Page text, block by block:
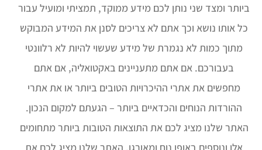
ביותר ומצד שני נותן לכם מידע ממוקד, תמציתי ומועיל עבור
כל אותו נושא וכך אתם לא צריכים לסנן את המידע המבוקש
מתוך כמות לא נגמרת של מידע שעשוי להיות לא רלוונטי
בעבורכם. אם אתם מתעניינים באקטואליה, אם אתם
מחפשים את אתרי ההיכרויות הטובים ביותר או את אתרי
ההורדות הנוחים והכדאיים ביותר – הגעתם למקום הנכון.
האתר שלנו מציג לכם את התוצאות הטובות ביותר מתחומים
אלו ונוספים באופן נוח ומאורגן. האתר שלנו מציג לכם את